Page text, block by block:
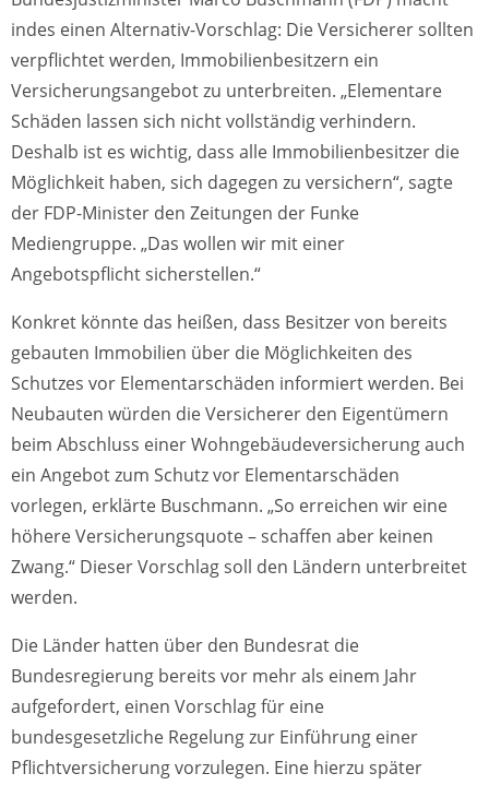
indes einen Alternativ-Vorschlag: Die Versicherer sollten
verpflichtet werden, Immobilienbesitzern ein
Versicherungsangebot zu unterbreiten. „Elementare
Schäden lassen sich nicht vollständig verhindern.
Deshalb ist es wichtig, dass alle Immobilienbesitzer die
Möglichkeit haben, sich dagegen zu versichern“, sagte
der FDP-Minister den Zeitungen der Funke
Mediengruppe. „Das wollen wir mit einer
Angebotspflicht sicherstellen.“
Konkret könnte das heißen, dass Besitzer von bereits
gebauten Immobilien über die Möglichkeiten des
Schutzes vor Elementarschäden informiert werden. Bei
Neubauten würden die Versicherer den Eigentümern
beim Abschluss einer Wohngebäudeversicherung auch
ein Angebot zum Schutz vor Elementarschäden
vorlegen, erklärte Buschmann. „So erreichen wir eine
höhere Versicherungsquote – schaffen aber keinen
Zwang.“ Dieser Vorschlag soll den Ländern unterbreitet
werden.
Die Länder hatten über den Bundesrat die
Bundesregierung bereits vor mehr als einem Jahr
aufgefordert, einen Vorschlag für eine
bundesgesetzliche Regelung zur Einführung einer
Pflichtversicherung vorzulegen. Eine hierzu später